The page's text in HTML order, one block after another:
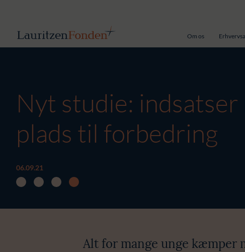
Om os
Nyt studie:
plads til forbedring
06.09.21
Alt for mange unge kæmper